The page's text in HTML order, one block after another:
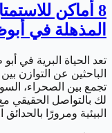
8 أماكن
المذهلة في
تعد الحياة البرية في
الباحثين عن التوازن
تجمع بين الصحراء،
لك بالتواصل الحقيقي
البيئية ومرورًا بالحدائق